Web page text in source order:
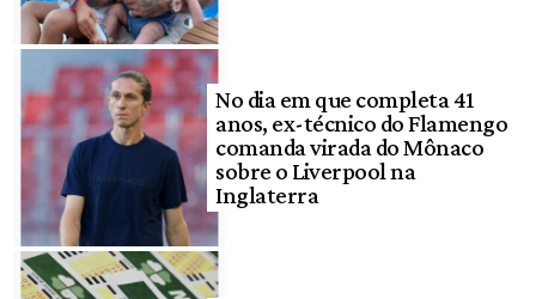
No dia em que completa 41
anos, ex-técnico do Flamengo
comanda virada do Mônaco
sobre o Liverpool na
Inglaterra